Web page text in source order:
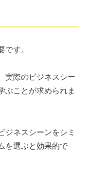
です。
実際のビジネスシー
ぶことが求められま
ジネスシーンをシミ
を選ぶと効果的で